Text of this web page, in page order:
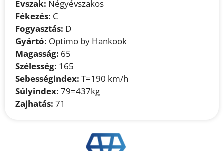
Évszak: Négyévszakos
Fékezés: C
Fogyasztás: D
Gyártó: Optimo by Hankook
Magasság: 65
Szélesség: 165
Sebességindex: T=190 km/h
Súlyindex: 79=437kg
Zajhatás: 71